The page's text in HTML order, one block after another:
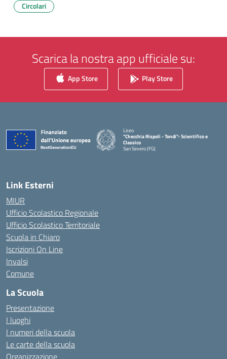
Circolari
Scarica la nostra app ufficiale su:
App Store Play Store
Liceo
"Checchia Rispoli - Tondi"- Scientifico e
Classico
San Severo (FG)
Link Esterni
MIUR
Ufficio Scolastico Regionale
Ufficio Scolastico Territoriale
Scuola in Chiaro
Iscrizioni On Line
Invalsi
Comune
La Scuola
Presentazione
I luoghi
I numeri della scuola
Le carte della scuola
Organizzazione